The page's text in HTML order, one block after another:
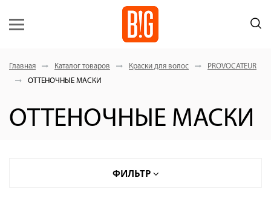
Главная Каталог товаров Краски для волос
PROVOCATEUR
ОТТЕНОЧНЫЕ МАСКИ
ОТТЕНОЧНЫЕ МАСКИ
ФИЛЬТР